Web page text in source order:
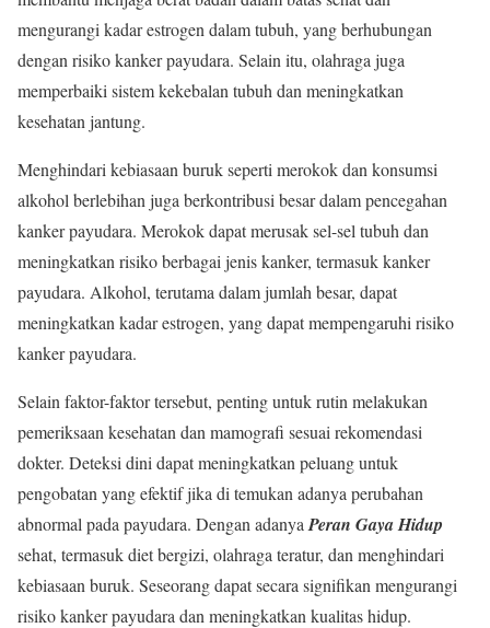
mengurangi kadar estrogen dalam tubuh, yang berhubungan
dengan risiko kanker payudara. Selain itu, olahraga juga
memperbaiki sistem kekebalan tubuh dan meningkatkan
kesehatan jantung.
Menghindari kebiasaan buruk seperti merokok dan konsumsi
alkohol berlebihan juga berkontribusi besar dalam pencegahan
kanker payudara. Merokok dapat merusak sel-sel tubuh dan
meningkatkan risiko berbagai jenis kanker, termasuk kanker
payudara. Alkohol, terutama dalam jumlah besar, dapat
meningkatkan kadar estrogen, yang dapat mempengaruhi risiko
kanker payudara.
Selain faktor-faktor tersebut, penting untuk rutin melakukan
pemeriksaan kesehatan dan mamografi sesuai rekomendasi
dokter. Deteksi dini dapat meningkatkan peluang untuk
pengobatan yang efektif jika di temukan adanya perubahan
abnormal pada payudara. Dengan adanya Peran Gaya Hidup
sehat, termasuk diet bergizi, olahraga teratur, dan menghindari
kebiasaan buruk. Seseorang dapat secara signifikan mengurangi
risiko kanker payudara dan meningkatkan kualitas hidup.